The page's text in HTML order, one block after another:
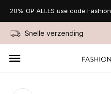
Snelle verzending
20% OP ALLES use code Fashion